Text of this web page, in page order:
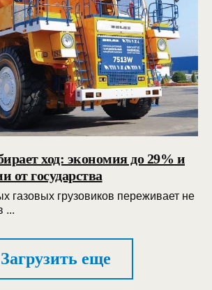
ход: экономия до 29% и
от государства
газовых грузовиков переживает не
...
Загрузить еще